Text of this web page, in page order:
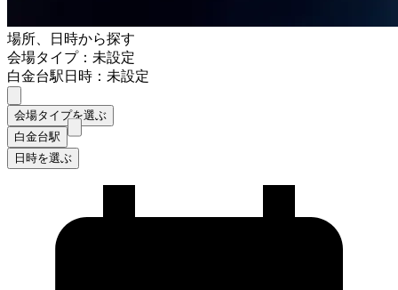
場所、日時から探す
会場タイプ：未設定
白金台駅日時：未設定
会場タイプを選ぶ
白金台駅
日時を選ぶ